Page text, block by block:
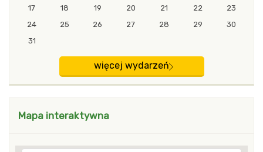
17
18 19 20 21 22
23
24
25 26 27 28 29
30
31
więcej wydarzeń
Mapa interaktywna